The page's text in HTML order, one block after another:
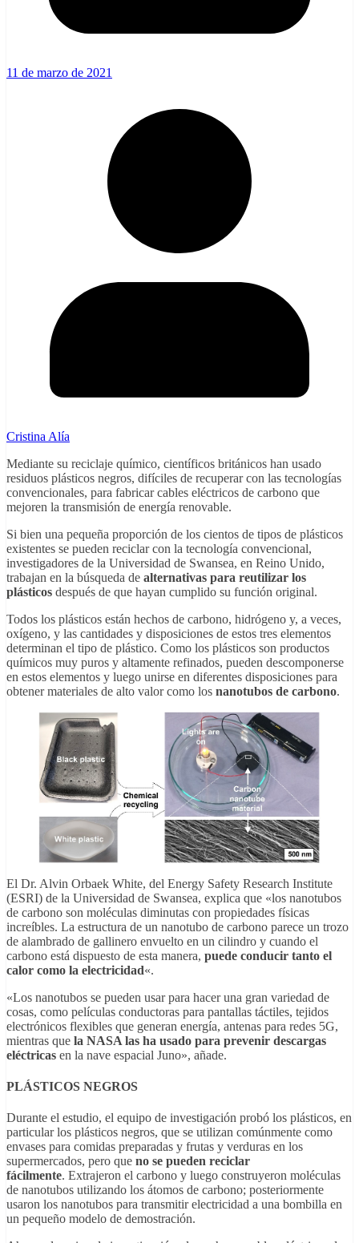
11 de marzo de 2021
Cristina Alía
Mediante su reciclaje químico, científicos británicos han usado
residuos plásticos negros, difíciles de recuperar con las tecnologías
convencionales, para fabricar cables eléctricos de carbono que
mejoren la transmisión de energía renovable.
Si bien una pequeña proporción de los cientos de tipos de plásticos
existentes se pueden reciclar con la tecnología convencional,
investigadores de la Universidad de Swansea, en Reino Unido,
trabajan en la búsqueda de alternativas para reutilizar los
plásticos después de que hayan cumplido su función original.
Todos los plásticos están hechos de carbono, hidrógeno y, a veces,
oxígeno, y las cantidades y disposiciones de estos tres elementos
determinan el tipo de plástico. Como los plásticos son productos
químicos muy puros y altamente refinados, pueden descomponerse
en estos elementos y luego unirse en diferentes disposiciones para
obtener materiales de alto valor como los nanotubos de carbono.
El Dr. Alvin Orbaek White, del Energy Safety Research Institute
(ESRI) de la Universidad de Swansea, explica que «los nanotubos
de carbono son moléculas diminutas con propiedades físicas
increíbles. La estructura de un nanotubo de carbono parece un trozo
de alambrado de gallinero envuelto en un cilindro y cuando el
carbono está dispuesto de esta manera, puede conducir tanto el
calor como la electricidad«.
«Los nanotubos se pueden usar para hacer una gran variedad de
cosas, como películas conductoras para pantallas táctiles, tejidos
electrónicos flexibles que generan energía, antenas para redes 5G,
mientras que la NASA las ha usado para prevenir descargas
eléctricas en la nave espacial Juno», añade.
PLÁSTICOS NEGROS
Durante el estudio, el equipo de investigación probó los plásticos, en
particular los plásticos negros, que se utilizan comúnmente como
envases para comidas preparadas y frutas y verduras en los
supermercados, pero que no se pueden reciclar
fácilmente. Extrajeron el carbono y luego construyeron moléculas
de nanotubos utilizando los átomos de carbono; posteriormente
usaron los nanotubos para transmitir electricidad a una bombilla en
un pequeño modelo de demostración.